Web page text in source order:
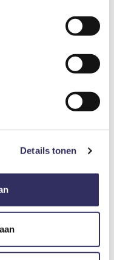
Details tonen
€ 2,50
€ 27,50